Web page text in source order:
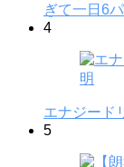
ぎて一日6
4
エナジード
5